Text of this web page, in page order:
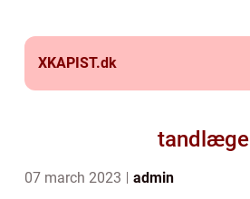
XKAPIST.dk
tandlæge
07 march 2023 admin